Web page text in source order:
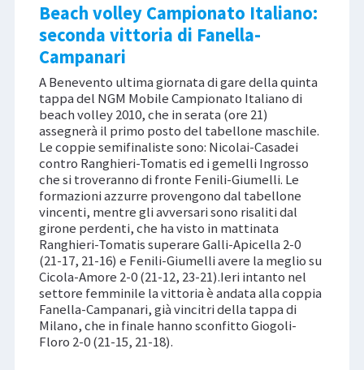
Beach volley Campionato Italiano:
seconda vittoria di Fanella-
Campanari
A Benevento ultima giornata di gare della quinta
tappa del NGM Mobile Campionato Italiano di
beach volley 2010, che in serata (ore 21)
assegnerà il primo posto del tabellone maschile.
Le coppie semifinaliste sono: Nicolai-Casadei
contro Ranghieri-Tomatis ed i gemelli Ingrosso
che si troveranno di fronte Fenili-Giumelli. Le
formazioni azzurre provengono dal tabellone
vincenti, mentre gli avversari sono risaliti dal
girone perdenti, che ha visto in mattinata
Ranghieri-Tomatis superare Galli-Apicella 2-0
(21-17, 21-16) e Fenili-Giumelli avere la meglio su
Cicola-Amore 2-0 (21-12, 23-21).Ieri intanto nel
settore femminile la vittoria è andata alla coppia
Fanella-Campanari, già vincitri della tappa di
Milano, che in finale hanno sconfitto Giogoli-
Floro 2-0 (21-15, 21-18).